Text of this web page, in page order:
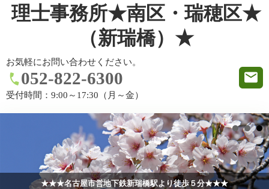
理士事務所★南区・瑞穂区★
（新瑞橋）★
お気軽にお問い合わせください。
052-822-6300
受付時間： 9:00～17:30（月～金）
★★★税理士登録３３年目、６４歳。★★★ 有資格： 税理士・行政書
士・１級ＦＰ技能士・ＣＦＰ・相続名義変更アドバイザー ★★★誠実・
安心・信頼の名古屋の野嵜裕二税理士事務所です★★★